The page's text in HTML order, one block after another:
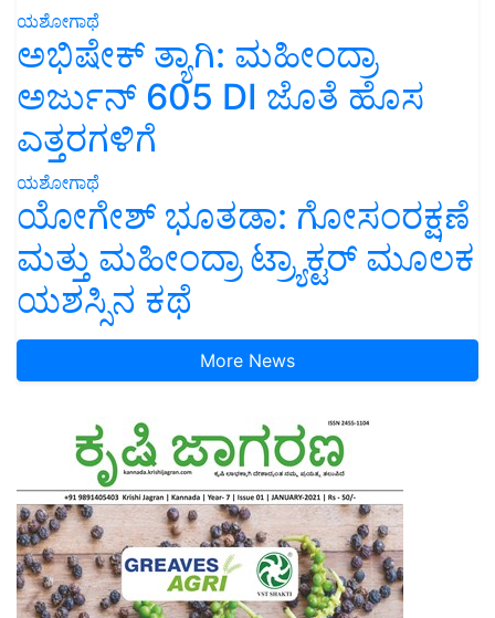
ಯಶೋಗಾಥೆ
ಅಭಿಷೇಕ್ ತ್ಯಾಗಿ: ಮಹೀಂದ್ರಾ
ಅರ್ಜುನ್ 605 DI ಜೊತೆ ಹೊಸ
ಎತ್ತರಗಳಿಗೆ
ಯಶೋಗಾಥೆ
ಯೋಗೇಶ್ ಭೂತಡಾ: ಗೋಸಂರಕ್ಷಣೆ
ಮತ್ತು ಮಹೀಂದ್ರಾ ಟ್ರ್ಯಾಕ್ಟರ್ ಮೂಲಕ
ಯಶಸ್ಸಿನ ಕಥೆ
More News